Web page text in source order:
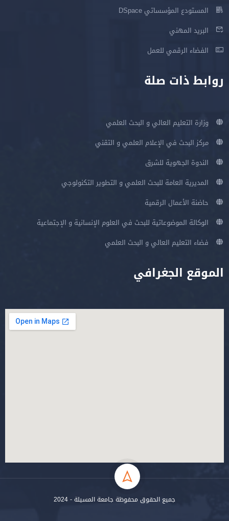
المستودع المؤسساتي DSpace
البريد المهني
الفضاء الرقمي للعمل
روابط ذات صلة
وزارة التعليم العالي و البحث العلمي
مركز البحث في الإعلام العلمي و التقني
الندوة الجهوية للشرق
المديرية العامة للبحث العلمي و التطوير التكنولوجي
حاضنة الأعمال الرقمية
الوكالة الموضوعاتية للبحث في العلوم الإنسانية و الإجتماعية
فضاء التعليم العالي و البحث العلمي
الموقع الجغرافي
جميع الحقوق محفوظة جامعة المسيلة - 2024